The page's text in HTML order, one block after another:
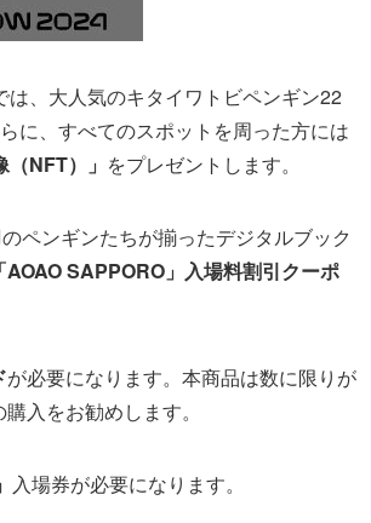
、大人気のキタイワトビペンギン22
に、すべてのスポットを周った方には
（NFT）」 をプレゼントします。
ペンギンたちが揃ったデジタルブック
「AOAO SAPPORO」入場料割引クーポ
が必要になります。本商品は数に限りが
入をお勧めします。
入場券が必要になります。